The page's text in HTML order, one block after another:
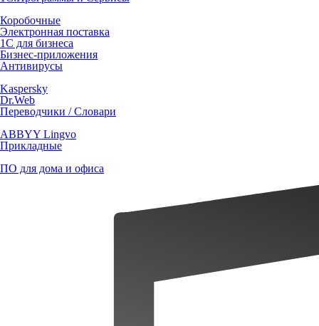
Коробочные
Электронная поставка
1С для бизнеса
Бизнес-приложения
Антивирусы
Kaspersky
Dr.Web
Переводчики / Словари
ABBYY Lingvo
Прикладные
ПО для дома и офиса